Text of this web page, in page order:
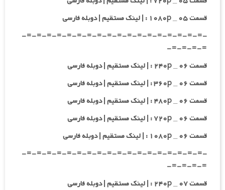
قسمت ۰۵ _ ۱۰۸۰p : | لینک مستقیم | دوبله فارسی
-=-=-=-=-=-=-=-=-=-=-=-=-=-=-=-=-=-=-
=-=-=-=-
قسمت ۰۶ _ ۲۴۰p : | لینک مستقیم | دوبله فارسی
قسمت ۰۶ _ ۳۶۰p : | لینک مستقیم | دوبله فارسی
قسمت ۰۶ _ ۴۸۰p : | لینک مستقیم | دوبله فارسی
قسمت ۰۶ _ ۷۲۰p : | لینک مستقیم | دوبله فارسی
قسمت ۰۶ _ ۱۰۸۰p : | لینک مستقیم | دوبله فارسی
-=-=-=-=-=-=-=-=-=-=-=-=-=-=-=-=-=-=-
=-=-=-=-
قسمت ۰۷ _ ۲۴۰p : | لینک مستقیم | دوبله فارسی